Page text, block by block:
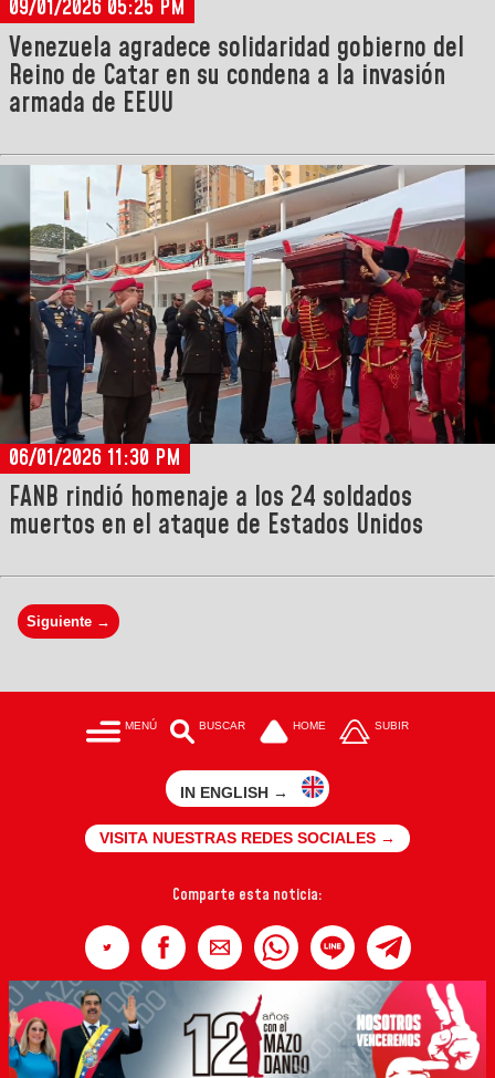
09/01/2026 05:25 PM
Venezuela agradece solidaridad gobierno del
Reino de Catar en su condena a la invasión
armada de EEUU
06/01/2026 11:30 PM
FANB rindió homenaje a los 24 soldados
muertos en el ataque de Estados Unidos
Siguiente →
MENÚ BUSCAR HOME SUBIR
IN ENGLISH →
VISITA NUESTRAS REDES SOCIALES →
Comparte esta noticia: